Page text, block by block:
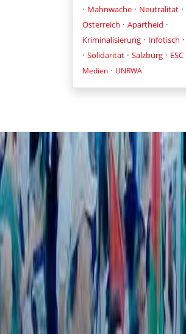
· Mahnwache · Neutralität ·
Österreich · Apartheid ·
Kriminalisierung · Infotisch ·
· Solidarität · Salzburg · ESC
Medien · UNRWA